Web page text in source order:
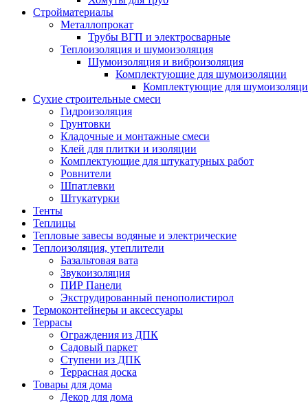
Стройматериалы
Металлопрокат
Трубы ВГП и электросварные
Теплоизоляция и шумоизоляция
Шумоизоляция и виброизоляция
Комплектующие для шумоизоляции
Комплектующие для
Сухие строительные смеси
Гидроизоляция
Грунтовки
Кладочные и монтажные смеси
Клей для плитки и изоляции
Комплектующие для штукатурных работ
Ровнители
Шпатлевки
Штукатурки
Тенты
Теплицы
Тепловые завесы водяные и электрические
Теплоизоляция, утеплители
Базальтовая вата
Звукоизоляция
ПИР Панели
Экструдированный пенополистирол
Термоконтейнеры и аксессуары
Террасы
Ограждения из ДПК
Садовый паркет
Ступени из ДПК
Террасная доска
Товары для дома
Декор для дома